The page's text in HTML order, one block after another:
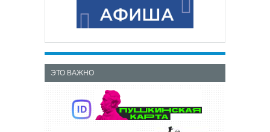
ЭТО ВАЖНО